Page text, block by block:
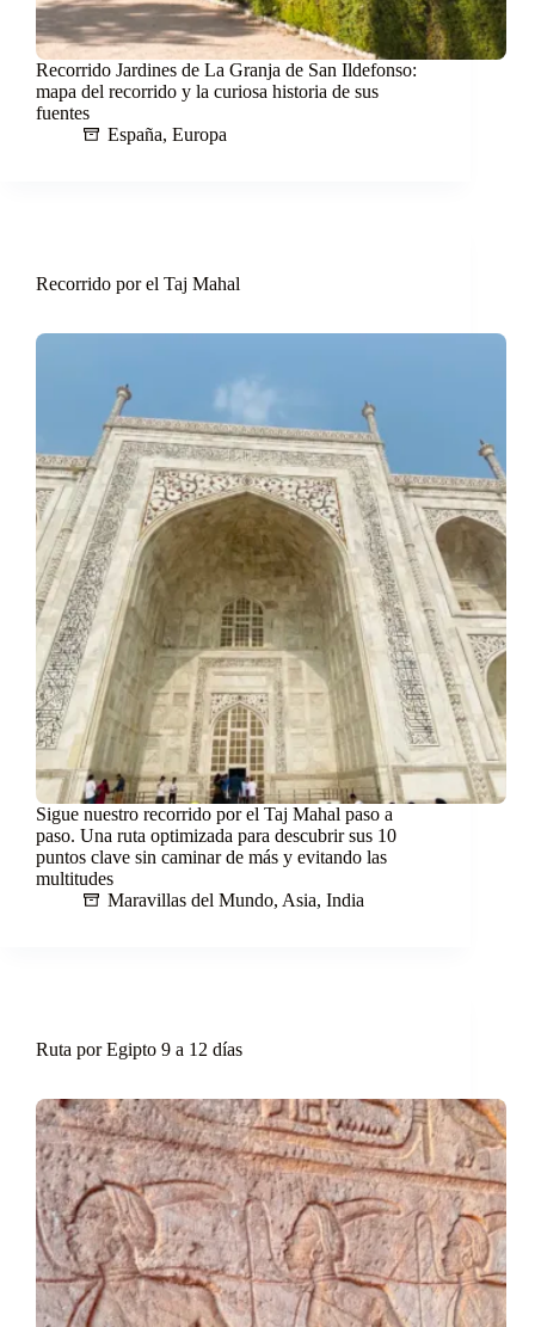
Recorrido Jardines de La Granja de San Ildefonso:
mapa del recorrido y la curiosa historia de sus
fuentes
España, Europa
Recorrido por el Taj Mahal
Sigue nuestro recorrido por el Taj Mahal paso a
paso. Una ruta optimizada para descubrir sus 10
puntos clave sin caminar de más y evitando las
multitudes
Maravillas del Mundo, Asia, India
Ruta por Egipto 9 a 12 días